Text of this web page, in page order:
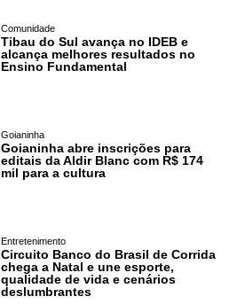
Comunidade
Tibau do Sul avança no IDEB e
alcança melhores resultados no
Ensino Fundamental
Goianinha
Goianinha abre inscrições para
editais da Aldir Blanc com R$ 174
mil para a cultura
Entretenimento
Circuito Banco do Brasil de Corrida
chega a Natal e une esporte,
qualidade de vida e cenários
deslumbrantes